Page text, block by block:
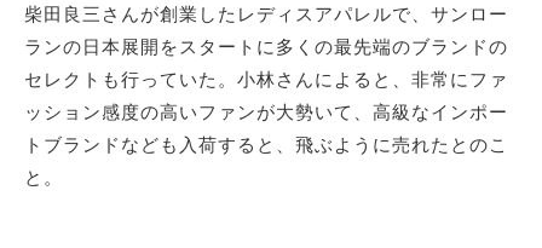
柴田良三さんが創業したレディスアパレルで、サンロー
ランの日本展開をスタートに多くの最先端のブランドの
セレクトも行っていた。小林さんによると、非常にファ
ッション感度の高いファンが大勢いて、高級なインポー
トブランドなども入荷すると、飛ぶように売れたとのこ
と。